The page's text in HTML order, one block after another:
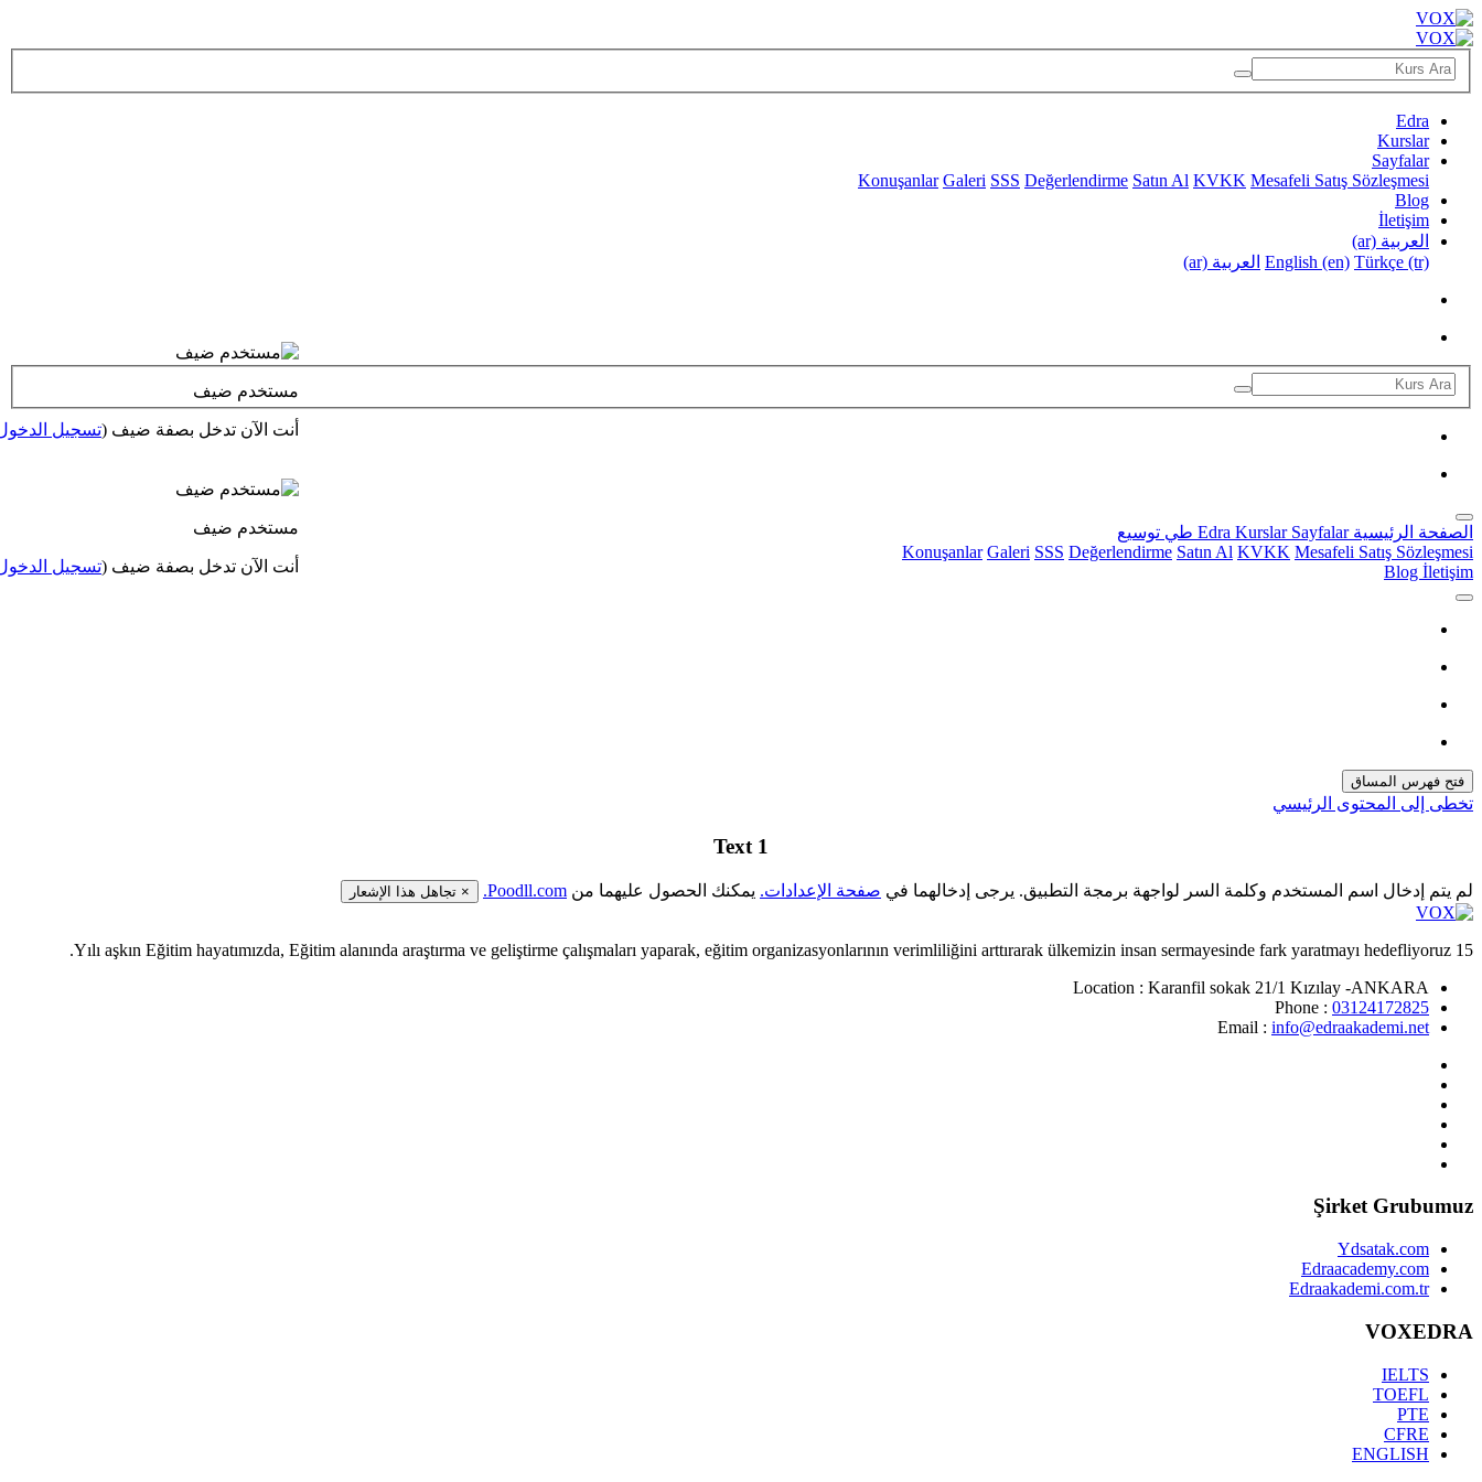
Edra
Kurslar
Sayfalar
Konuşanlar Galeri SSS Değerlendirme Satın Al KVKK Mesafeli Satış Sözleşmesi
Blog
İletişim
العربية ‎(ar)‎
English ‎(en)‎ Türkçe ‎(tr)‎ العربية ‎(ar)‎
مستخدم ضيف
أنت الآن تدخل بصفة ضيف (تسجيل
مستخدم ضيف
أنت الآن تدخل بصفة ضيف (تسجيل
الصفحة الرئيسية Edra Kurslar Sayfalar طي توسيع
Konuşanlar Galeri SSS Değerlendirme Satın Al KVKK Mesafeli Satış Sözleşmesi
Blog İletişim
فتح فهرس المساق
تخطى إلى المحتوى الرئيسي
Text 1
لم يتم إدخال اسم المستخدم وكلمة السر لواجهة برمجة التطبيق. يرجى إدخالهما في صفحة الإعدادات. يمكنك الحصول عليهما من Poodll.com.
× تجاهل هذا الإشعار
15 Yılı aşkın Eğitim hayatımızda, Eğitim alanında araştırma ve geliştirme çalışmaları yaparak, eğitim organizasyonlarının verimliliğini arttırarak ülkemizin insan sermayesinde fark yaratmayı hedefliyoruz.
Location : Karanfil sokak 21/1 Kızılay -ANKARA
Phone : 03124172825
Email : info@edraakademi.net
Şirket Grubumuz
Ydsatak.com
Edraacademy.com
Edraakademi.com.tr
VOXEDRA
IELTS
TOEFL
PTE
CFRE
ENGLISH